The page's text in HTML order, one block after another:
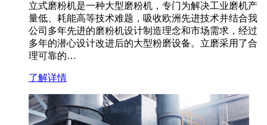
立式磨粉机是一种大型磨粉机，专门为解决工业磨机产
量低、耗能高等技术难题，吸收欧洲先进技术并结合我
公司多年先进的磨粉机设计制造理念和市场需求，经过
多年的潜心设计改进后的大型粉磨设备。立磨采用了合
理可靠的…
了解详情